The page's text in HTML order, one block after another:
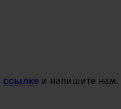
ссылке и напишите нам.